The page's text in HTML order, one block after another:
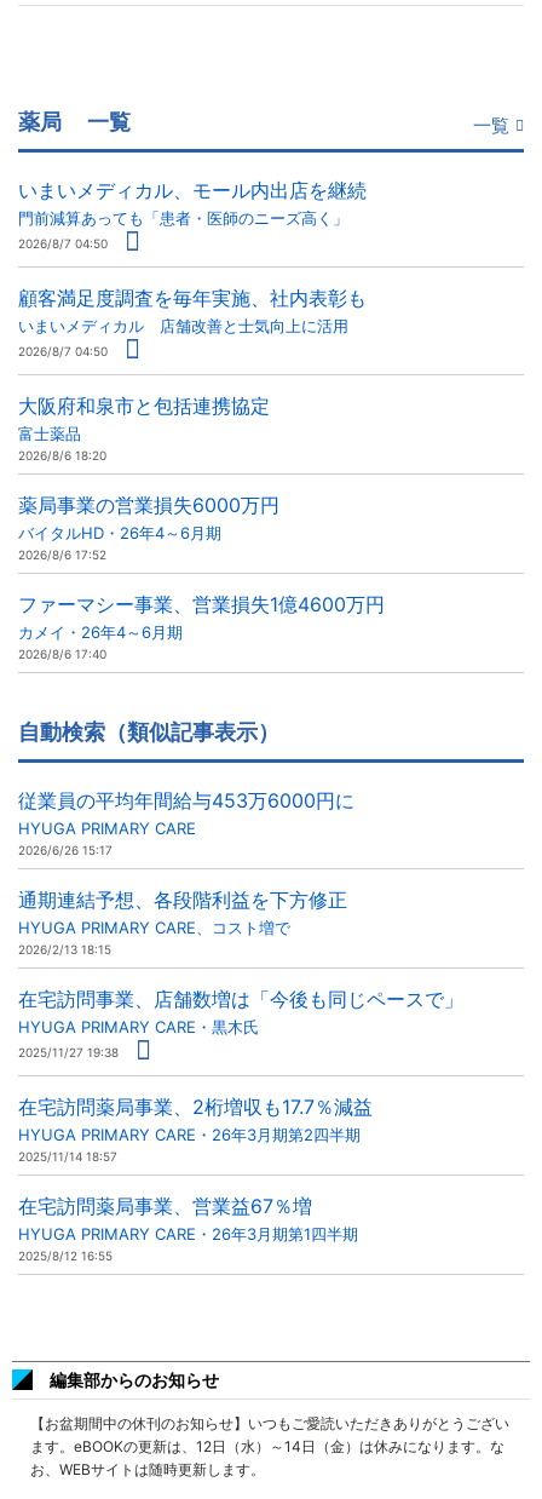
薬局 一覧 一覧
いまいメディカル、モール内出店を継続
門前減算あっても「患者・医師のニーズ高く」
2026/8/7 04:50
顧客満足度調査を毎年実施、社内表彰も
いまいメディカル 店舗改善と士気向上に活用
2026/8/7 04:50
大阪府和泉市と包括連携協定
富士薬品
2026/8/6 18:20
薬局事業の営業損失6000万円
バイタルHD・26年4～6月期
2026/8/6 17:52
ファーマシー事業、営業損失1億4600万円
カメイ・26年4～6月期
2026/8/6 17:40
自動検索（類似記事表示）
従業員の平均年間給与453万6000円に
HYUGA PRIMARY CARE
2026/6/26 15:17
通期連結予想、各段階利益を下方修正
HYUGA PRIMARY CARE、コスト増で
2026/2/13 18:15
在宅訪問事業、店舗数増は「今後も同じペースで」
HYUGA PRIMARY CARE・黒木氏
2025/11/27 19:38
在宅訪問薬局事業、2桁増収も17.7％減益
HYUGA PRIMARY CARE・26年3月期第2四半期
2025/11/14 18:57
在宅訪問薬局事業、営業益67％増
HYUGA PRIMARY CARE・26年3月期第1四半期
2025/8/12 16:55
編集部からのお知らせ
【お盆期間中の休刊のお知らせ】いつもご愛読いただきありがとうござい
ます。eBOOKの更新は、12日（水）～14日（金）は休みになります。な
お、WEBサイトは随時更新します。